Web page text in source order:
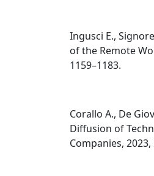
Ingusci E.,
of the Remote
1159–1183.
Corallo A., De
Diffusion of
Companies, 2023,